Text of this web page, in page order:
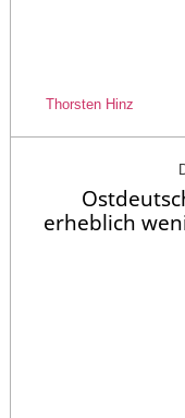
Thorsten Hinz
erheblich